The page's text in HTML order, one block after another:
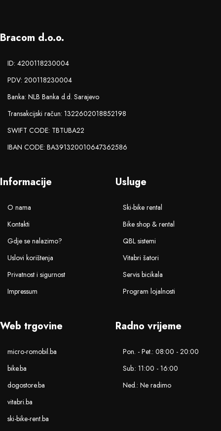
Bracom d.o.o.
ID: 4200118230004
PDV: 200118230004
Banka: NLB Banka d.d. Sarajevo
Transakcijski račun: 1322602018852198
SWIFT CODE: TBTUBA22
IBAN CODE: BA391320010647362586
Informacije
O nama
Kontakti
Gdje se nalazimo?
Uslovi korištenja
Privatnost i sigurnost
Impressum
Usluge
Ski-bike rental
Bike shop & rental
QBL sistemi
Vitabri šatori
Servis bicikala
Program lojalnosti
Web trgovine
micro-romobil.ba
bike.ba
dogostore.ba
vitabri.ba
ski-bike-rent.ba
Radno vrijeme
Pon. - Pet.: 08:00 - 20:00
Sub.: 11:00 - 16:00
Ned.: Ne radimo